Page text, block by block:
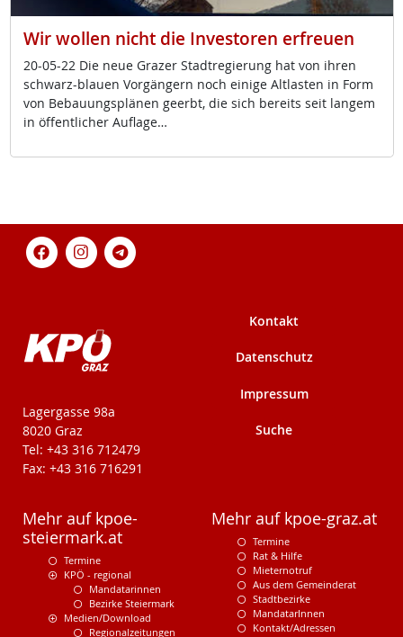
Wir wollen nicht die Investoren erfreuen
20-05-22 Die neue Gra­zer Stadt­re­gie­rung hat von ih­ren
schwarz-blau­en Vor­gän­gern noch ei­ni­ge Alt­las­ten in Form
von Be­bau­ungs­plä­nen ge­erbt, die sich be­reits seit lan­gem
in öf­f­ent­li­cher Aufla­ge…
KPÖ-Steiermark
Lagergasse 98a
8020 Graz
Tel: +43 316 712479
Fax: +43 316 716291
Kontakt
Datenschutz
Impressum
Suche
Mehr auf kpoe-
steiermark.at
Termine
KPÖ - regional
Mandatarinnen
Bezirke Steiermark
Medien/Download
Regionalzeitungen
Mehr auf kpoe-graz.at
Termine
Rat & Hilfe
Mieternotruf
Aus dem Gemeinderat
Stadtbezirke
MandatarInnen
Kontakt/Adressen